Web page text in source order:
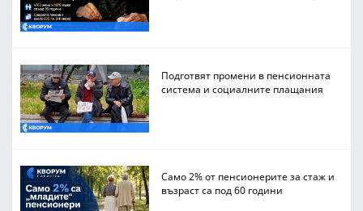
Подготвят промени в пенсионната
система и социалните плащания
Само 2% от пенсионерите за стаж и
възраст са под 60 години